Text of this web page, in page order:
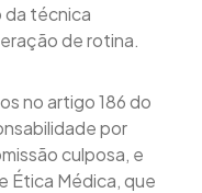
técnica
de rotina.
no artigo 186 do
por
culposa, e
Ética Médica, que